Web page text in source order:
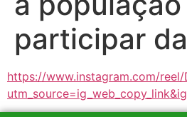
participar
https://www.instagram.com/